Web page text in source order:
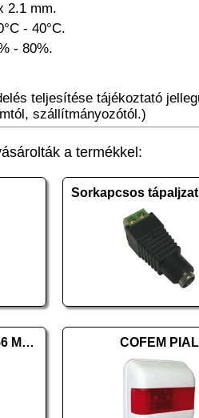
2.1 mm.
- 40°C.
- 80%.
teljesítése tájékoztató
szállítmányozótól.)
a termékkel:
Sorkapcsos tápaljzat
S. AM KeyTag No.1 13.56 MHz kék COFEM PIAL